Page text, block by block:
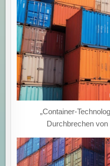
„Container-
Durchbrechen